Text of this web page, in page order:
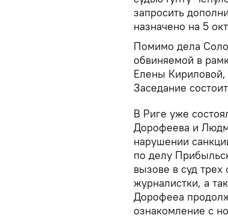
запросить
назначено на 5
Помимо дела
обвиняемой в
Елены Кириловой,
Заседание
В Риге уже
Дорофеева и
нарушении
по делу
вызове в суд трех
журналистки, а
Дорофееа
ознакомление с